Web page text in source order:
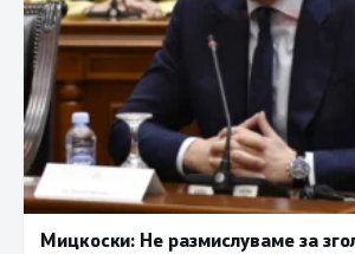
Мицкоски: Не размислуваме за